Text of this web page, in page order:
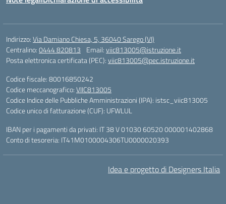
Indirizzo:Via Damiano Chiesa, 5, 36040 Sarego (VI)
Centralino:0444 820813 Email:viic813005@istruzione.it
Posta elettronica certificata (PEC):viic813005@pec.istruzione.it
Codice fiscale: 80016850242
Codice meccanografico:VIIC813005
Codice Indice delle Pubbliche Amministrazioni (IPA): istsc_viic813005
Codice unico di fatturazione (CUF): UFWLUL
IBAN per i pagamenti da privati: IT 38 V 01030 60520 000001402868
Conto di tesoreria: IT41M0100004306TU0000020393
Idea e progetto di Designers Italia